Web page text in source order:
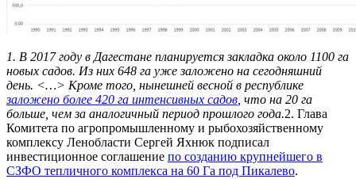
1. В 2017 году в Дагестане планируется закладка около 1100 га
новых садов. Из них 648 га уже заложено на сегодняшний
день. <…> Кроме того, нынешней весной в республике
заложено более 420 га интенсивных садов , что на 20 га
больше, чем за аналогичный период прошлого года.2. Глава
Комитета по агропромышленному и рыбохозяйственному
комплексу Ленобласти Сергей Яхнюк подписал
инвестиционное соглашение по созданию крупнейшего в
СЗФО тепличного комплекса на 60 Га под Пикалево.